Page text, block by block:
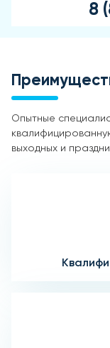
8
Опытные
выходных и